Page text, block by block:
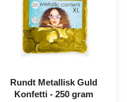
Rundt Metallisk Guld
Konfetti - 250 gram